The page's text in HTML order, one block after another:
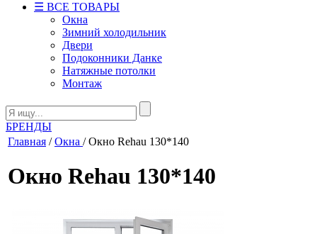
☰ ВСЕ ТОВАРЫ
Окна
Зимний холодильник
Двери
Подоконники Данке
Натяжные потолки
Монтаж
БРЕНДЫ
Главная /Окна / Окно Rehau 130*140
Окно Rehau 130*140